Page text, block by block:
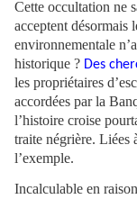
Cette occultation ne
acceptent désormais
environnementale
historique ? Des
les propriétaires
accordées par la
l’histoire croise
traite négrière. Liées
l’exemple.
Incalculable en